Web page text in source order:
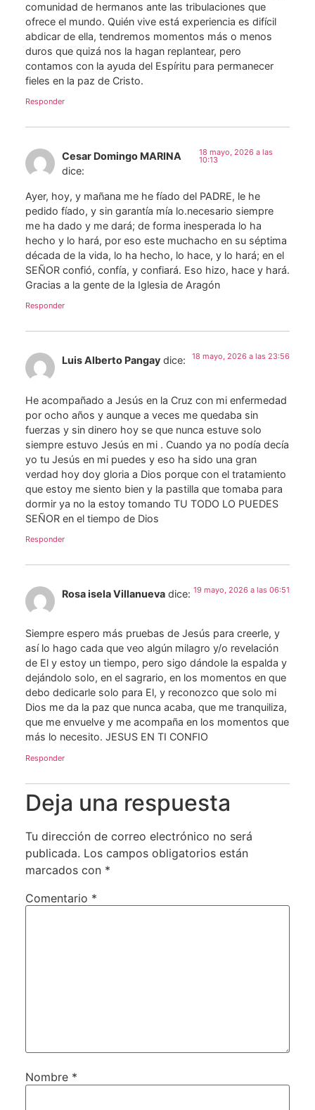
comunidad de hermanos ante las tribulaciones que
ofrece el mundo. Quién vive está experiencia es difícil
abdicar de ella, tendremos momentos más o menos
duros que quizá nos la hagan replantear, pero
contamos con la ayuda del Espíritu para permanecer
fieles en la paz de Cristo.
Responder
Cesar Domingo MARINA
dice:
18 mayo, 2026 a las
10:13
Ayer, hoy, y mañana me he fíado del PADRE, le he
pedido fíado, y sin garantía mía lo.necesario siempre
me ha dado y me dará; de forma inesperada lo ha
hecho y lo hará, por eso este muchacho en su séptima
década de la vida, lo ha hecho, lo hace, y lo hará; en el
SEÑOR confió, confía, y confiará. Eso hizo, hace y hará.
Gracias a la gente de la Iglesia de Aragón
Responder
Luis Alberto Pangay dice: 18 mayo, 2026 a las 23:56
He acompañado a Jesús en la Cruz con mi enfermedad
por ocho años y aunque a veces me quedaba sin
fuerzas y sin dinero hoy se que nunca estuve solo
siempre estuvo Jesús en mi . Cuando ya no podía decía
yo tu Jesús en mi puedes y eso ha sido una gran
verdad hoy doy gloria a Dios porque con el tratamiento
que estoy me siento bien y la pastilla que tomaba para
dormir ya no la estoy tomando TU TODO LO PUEDES
SEÑOR en el tiempo de Dios
Responder
Rosa isela Villanueva dice: 19 mayo, 2026 a las 06:51
Siempre espero más pruebas de Jesús para creerle, y
así lo hago cada que veo algún milagro y/o revelación
de El y estoy un tiempo, pero sigo dándole la espalda y
dejándolo solo, en el sagrario, en los momentos en que
debo dedicarle solo para El, y reconozco que solo mi
Dios me da la paz que nunca acaba, que me tranquiliza,
que me envuelve y me acompaña en los momentos que
más lo necesito. JESUS EN TI CONFIO
Responder
Deja una respuesta
Tu dirección de correo electrónico no será
publicada. Los campos obligatorios están
marcados con *
Comentario *
Nombre *